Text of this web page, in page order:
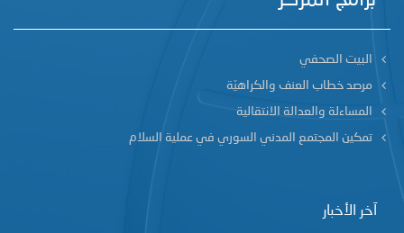
البيت الصحفي
مرصد خطاب العنف والكراهيّة
المساءلة والعدالة الانتقالية
تمكين المجتمع المدني السوري في عملية السلام
آخر الأخبار